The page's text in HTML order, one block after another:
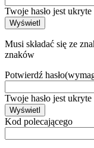
Twoje hasło jest ukryte
Wyświetl
Musi składać się ze
znaków
Potwierdź hasło
Twoje hasło jest ukryte
Wyświetl
Kod polecającego